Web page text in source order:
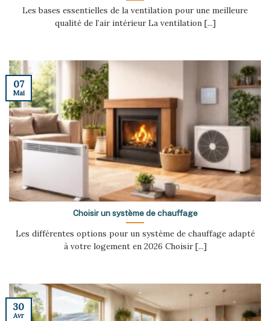
Les bases essentielles de la ventilation pour une meilleure
qualité de l’air intérieur La ventilation [...]
Choisir un système de chauffage
Les différentes options pour un système de chauffage adapté
à votre logement en 2026 Choisir [...]
07
Mai
30
Avr